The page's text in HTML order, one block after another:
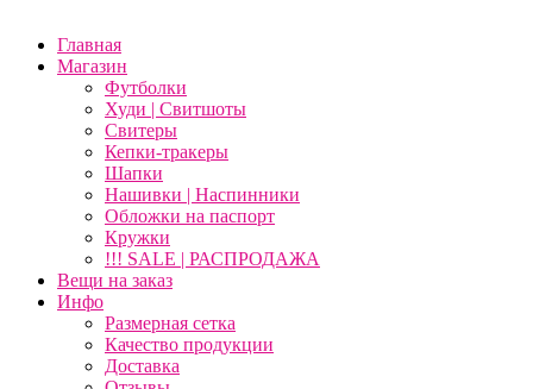
Главная
Магазин
Футболки
Худи | Свитшоты
Свитеры
Кепки-тракеры
Шапки
Нашивки | Наспинники
Обложки на паспорт
Кружки
!!! SALE | РАСПРОДАЖА
Вещи на заказ
Инфо
Размерная сетка
Качество продукции
Доставка